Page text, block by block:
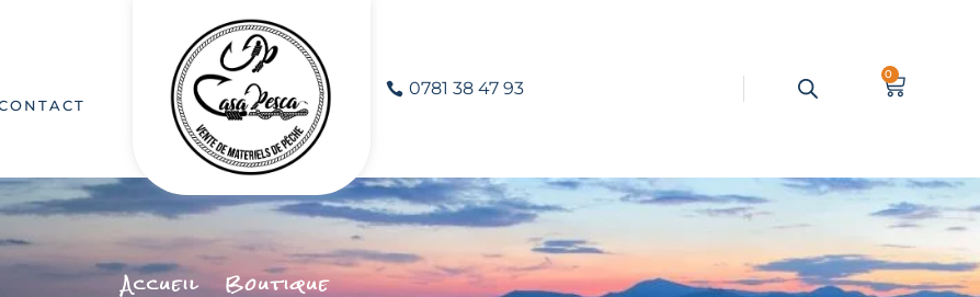
0781 38 47 93
0
Accueil Boutique